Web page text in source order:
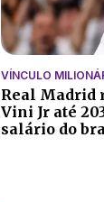
VÍNCULO
Real Madrid
Vini Jr até
salário do